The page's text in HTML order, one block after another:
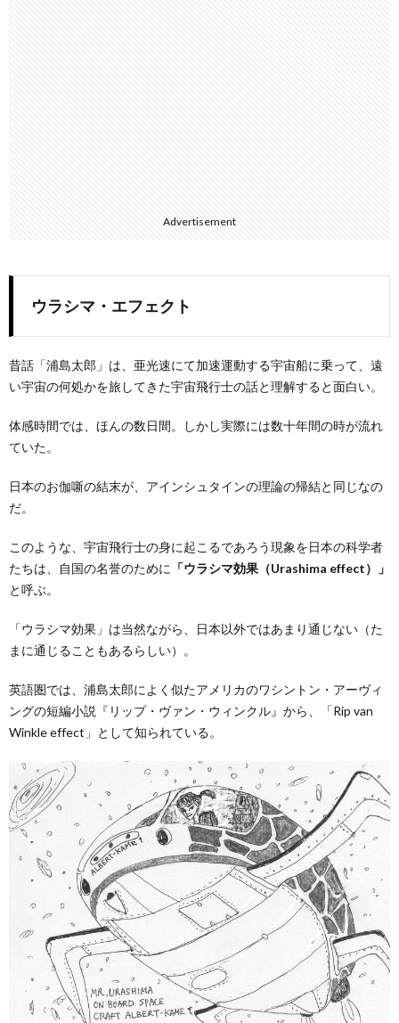
Advertisement
ウラシマ・エフェクト
昔話「浦島太郎」は、亜光速にて加速運動する宇宙船に乗って、遠
い宇宙の何処かを旅してきた宇宙飛行士の話と理解すると面白い。
体感時間では、ほんの数日間。しかし実際には数十年間の時が流れ
ていた。
日本のお伽噺の結末が、アインシュタインの理論の帰結と同じなの
だ。
このような、宇宙飛行士の身に起こるであろう現象を日本の科学者
たちは、自国の名誉のために 「ウラシマ効果（Urashima effect）」
と呼ぶ。
「ウラシマ効果」は当然ながら、日本以外ではあまり通じない（た
まに通じることもあるらしい）。
英語圏では、浦島太郎によく似たアメリカのワシントン・アーヴィ
ングの短編小説『リップ・ヴァン・ウィンクル』から、「Rip van
Winkle effect」として知られている。